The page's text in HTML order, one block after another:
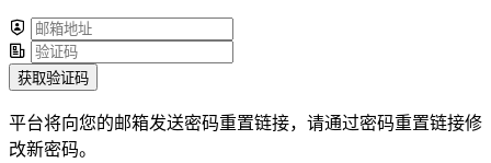
获取验证码
平台将向您的邮箱发送密码重置链接，请通过密码重置链接修
改新密码。